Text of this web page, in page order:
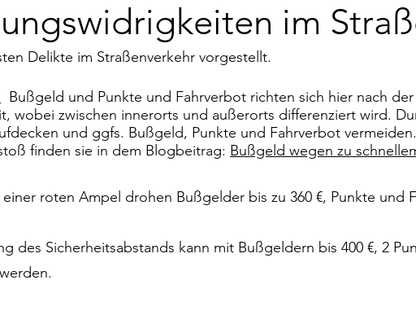
im
Delikte im Straßenverkehr vorgestellt.​
Bußgeld und Punkte und Fahrverbot richten sich hier nach
wobei zwischen innerorts und außerorts differenziert wird.
und ggfs. Bußgeld, Punkte und Fahrverbot
finden sie in dem Blogbeitrag: Bußgeld wegen zu
roten Ampel drohen Bußgelder bis zu 360 €, Punkte und
des Sicherheitsabstands kann mit Bußgeldern bis 400 €, 2